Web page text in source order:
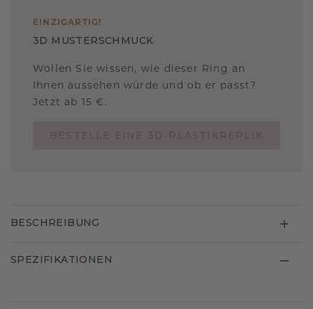
EINZIGARTIG !
3D MUSTERSCHMUCK
Wollen Sie wissen, wie dieser Ring an
Ihnen aussehen würde und ob er passt?
Jetzt ab 15 €.
BESCHREIBUNG
SPEZIFIKATIONEN